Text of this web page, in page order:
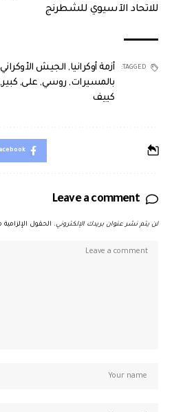
للاتحاد الآسيوي للشطرنج
TAGGED: أزمة أوكرانيا, الجيش الأوكراني
بالمسيرات, روسي, على, كبير,
كييف
Leave a comment
لن يتم نشر عنوان بريدك الإلكتروني. الحقول الإلزامية